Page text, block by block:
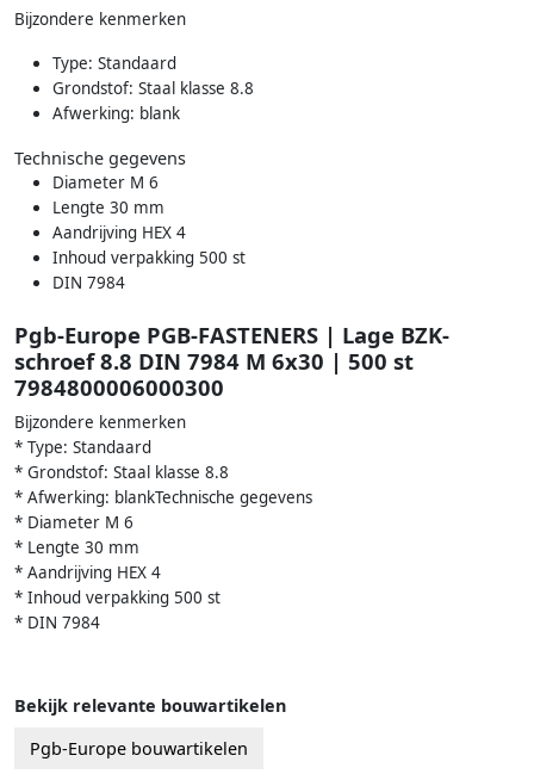
Bijzondere kenmerken
Type: Standaard
Grondstof: Staal klasse 8.8
Afwerking: blank
Technische gegevens
Diameter M 6
Lengte 30 mm
Aandrijving HEX 4
Inhoud verpakking 500 st
DIN 7984
Pgb-Europe PGB-FASTENERS | Lage BZK-
schroef 8.8 DIN 7984 M 6x30 | 500 st
7984800006000300
Bijzondere kenmerken
* Type: Standaard
* Grondstof: Staal klasse 8.8
* Afwerking: blankTechnische gegevens
* Diameter M 6
* Lengte 30 mm
* Aandrijving HEX 4
* Inhoud verpakking 500 st
* DIN 7984
Bekijk relevante bouwartikelen
Pgb-Europe bouwartikelen